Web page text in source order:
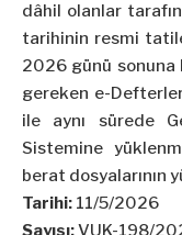
dâhil olanlar
tarihinin resmi
2026 günü sonuna
gereken e-
ile aynı sürede
Sistemine
berat dosyalarının
Tarihi: 11/5/2026
Sayısı:VUK-198/